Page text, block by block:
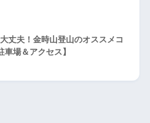
丈夫！金時山登山のオススメコ
車場＆アクセス】